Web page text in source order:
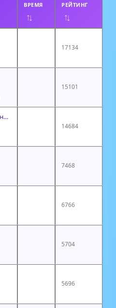
ВРЕМЯ РЕЙТИНГ
17134
15101
Про храброго Зайца-длинные уши, косые глаза, короткий хвост
14684
7468
6766
5704
5696